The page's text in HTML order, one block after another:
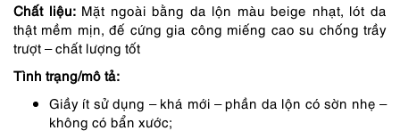
1,643,000 ₫.
Chất liệu:Mặt ngoài bằng da lộn màu beige nhạt, lót da
thật mềm mịn, đế cứng gia công miếng cao su chống trầy
trượt – chất lượng tốt
Tình trạng/mô tả:
Giầy ít sử dụng – khá mới – phần da lộn có sờn nhẹ –
không có bẩn xước;